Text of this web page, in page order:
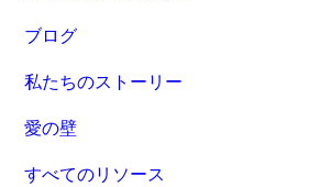
ブログ
私たちのストーリー
愛の壁
すべてのリソース